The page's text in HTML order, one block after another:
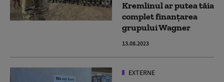
Kremlinul ar putea tăia
complet finanțarea
grupului Wagner
13.08.2023
EXTERNE